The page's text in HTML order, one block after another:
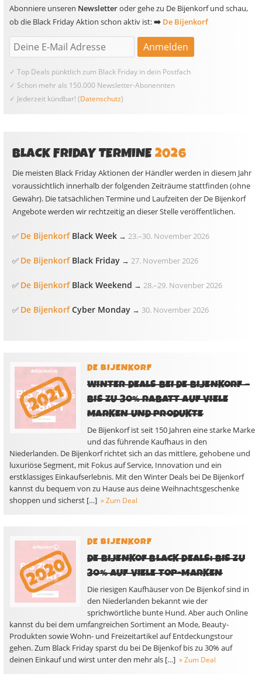
Abonniere unseren Newsletteroder gehe zu De Bijenkorf und schau,
ob die Black Friday Aktion schon aktiv ist:➡️ De Bijenkorf
✓ Top Deals pünktlich zum Black Friday in dein Postfach
✓ Schon mehr als 150.000 Newsletter-Abonennten
✓ Jederzeit kündbar! (Datenschutz)
BLACK FRIDAY TERMINE2026
Die meisten Black Friday Aktionen der Händler werden in diesem Jahr
voraussichtlich innerhalb der folgenden Zeiträume stattfinden (ohne
Gewähr). Die tatsächlichen Termine und Laufzeiten der De Bijenkorf
Angebote werden wir rechtzeitig an dieser Stelle veröffentlichen.
✅ De BijenkorfBlack Week → 23.–30. November 2026
✅ De BijenkorfBlack Friday → 27. November 2026
✅ De BijenkorfBlack Weekend → 28.–29. Novenber 2026
✅ De BijenkorfCyber Monday → 30. November 2026
DE BIJENKORF
WINTER DEALS BEI DE BIJENKORF –
BIS ZU 30% RABATT AUF VIELE
MARKEN UND PRODUKTE
De Bijenkorf ist seit 150 Jahren eine starke Marke
und das führende Kaufhaus in den
Niederlanden. De Bijenkorf richtet sich an das mittlere, gehobene und
luxuriöse Segment, mit Fokus auf Service, Innovation und ein
erstklassiges Einkaufserlebnis. Mit den Winter Deals bei De Bijenkorf
kannst du bequem von zu Hause aus deine Weihnachtsgeschenke
shoppen und sicherst […] » Zum Deal
DE BIJENKORF
DE BIJENKOF BLACK DEALS: BIS ZU
30% AUF VIELE TOP-MARKEN
Die riesigen Kaufhäuser von De Bijenkof sind in
den Niederlanden bekannt wie der
sprichwörtliche bunte Hund. Aber auch Online
kannst du bei dem umfangreichen Sortiment an Mode, Beauty-
Produkten sowie Wohn- und Freizeitartikel auf Entdeckungstour
gehen. Zum Black Friday sparst du bei De Bijenkof bis zu 30% auf
deinen Einkauf und wirst unter den mehr als […] » Zum Deal